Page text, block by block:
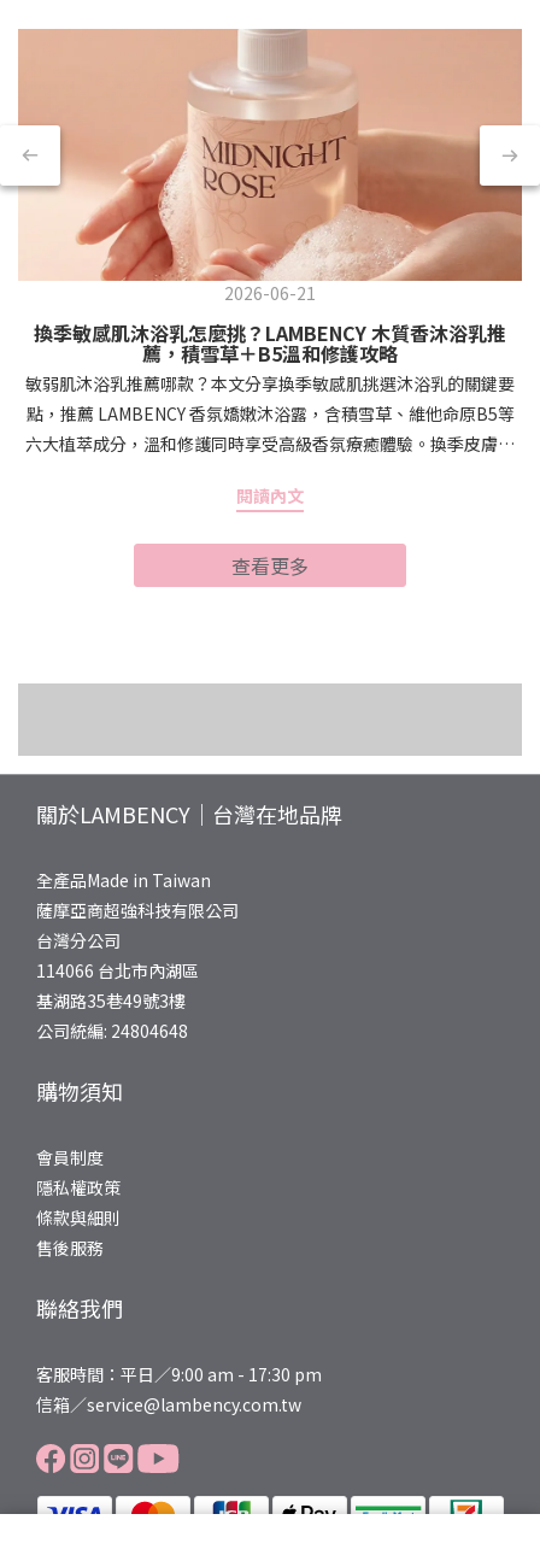
2026-06-21
換季敏感肌沐浴乳怎麼挑？LAMBENCY 木質香沐浴乳推
薦，積雪草＋B5溫和修護攻略
敏弱肌沐浴乳推薦哪款？本文分享換季敏感肌挑選沐浴乳的關鍵要
點，推薦 LAMBENCY 香氛嬌嫩沐浴露，含積雪草、維他命原B5等
六大植萃成分，溫和修護同時享受高級香氛療癒體驗。換季皮膚拉
是也有這樣的困擾：洗完澡皮膚緊繃乾癢、身體某些部位莫名泛
肌在發出的求救訊號。敏弱肌的肌膚屏障本來就比較脆弱，當溫
度、濕度劇烈變化時，皮脂分泌容易失衡，角質層的保水能力也會
就是「溫和不緊繃」，同時最好能兼顧保濕修護功能，才能幫助肌
到底該看哪些成分才不會踩雷？這裡幫大家整理幾個關鍵指標：1.
維他命原B5（泛醇）：B5是公認的保濕修護明星成分，能深層滲透
有鎮靜舒緩功效，能減少乾燥與泛紅現象，幫助肌膚恢復穩定狀
態。3. 海洋保濕因子：來自海洋的保濕精華，能在肌膚表層形成保
護膜，鎖住水分不流失。4. 避免過多人工香精與皂鹼：選擇溫和界
面活性劑、香氛來源天然的產品，降低刺激風險。以這些標準來
看，LAMBENCY 木質香沐浴露就是一個很值得嘗試的選擇。它一瓶
結合清潔、保濕、嫩白、修護調理四大功能，添加六大植物萃取成
分，專為需要溫柔呵護的肌膚設計。LAMBENCY 木質香沐浴乳推薦
亮點：不只洗淨，更是一場療癒儀式說到木質香沐浴乳推薦，
上。它的香氣不是那種甜膩的人工香精味，而是高級香氛調和出的
療癒木質調，洗澡的時候彷彿置身森林SPA，整個人都放鬆下來。成
分方面更是誠意滿滿：維他命原B5與海洋保濕因子雙管齊下，洗後
肌膚摸起來滑嫩不乾澀。想要提亮膚色的人也會喜歡，因為它特別
糖這個成分更是亮點，它能強化肌膚屏障、提升含水度，讓皮膚的
程中就能感受到肌膚被溫柔包覆，減少換季時常見的乾癢泛紅困
擾。一瓶就能搞定清潔與保養，忙碌的日子裡特別實用。給敏弱肌
的換季沐浴建議＆選購行動指南除了選對沐浴乳，換季期間的洗澡
習慣也很重要，這裡分享幾個小訣竅：1. 水溫不要太高：熱水雖然
洗起來很舒服，但會帶走肌膚油脂，建議用溫水即可。2. 不要過度
閱讀內文
查看更多
液與磨砂膏的完整解析
況管理
細軟髮、油頭、乾癢頭皮專區｜完整
養護知識與產品推薦
關於LAMBENCY｜台灣在地品牌
全產品Made in Taiwan
薩摩亞商超強科技有限公司
台灣分公司
114066 台北市內湖區
基湖路35巷49號3樓
公司統編: 24804648
購物須知
會員制度
隱私權政策
條款與細則
售後服務
聯絡我們
客服時間：平日／9:00 am - 17:30 pm
信箱／service@lambency.com.tw